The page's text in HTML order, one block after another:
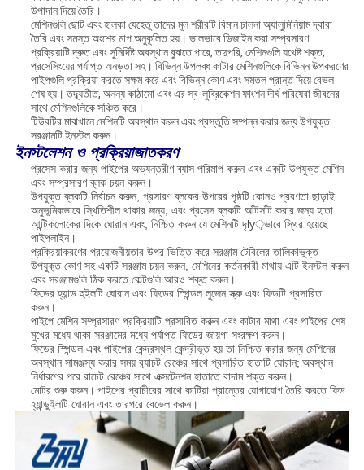
উপাদান দিয়ে তৈরি।
মেশিনগুলি ছোট এবং হালকা যেহেতু তাদের মূল শরীরটি বিমান চালনা অ্যালুমিনিয়াম দ্বারা
তৈরি এবং সমস্ত অংশের মাপ অনুকূলিত হয়। ভালভাবে ডিজাইন করা সম্প্রসারণ
প্রক্রিয়াটি দ্রুত এবং সুনির্দিষ্ট অবস্থান বুঝতে পারে, তদুপরি, মেশিনগুলি যথেষ্ট শক্ত,
প্রসেসিংয়ের পর্যাপ্ত অনড়তা সহ। বিভিন্ন উপলব্ধ কাটার মেশিনগুলিকে বিভিন্ন উপকরণের
পাইপগুলি প্রক্রিয়া করতে সক্ষম করে এবং বিভিন্ন কোণ এবং সমতল প্রান্ত দিয়ে বেভল
শেষ হয়। তদ্ব্যতীত, অনন্য কাঠামো এবং এর স্ব-লুব্রিকেশন ফাংশন দীর্ঘ পরিষেবা জীবনের
সাথে মেশিনগুলিকে সঞ্চিত করে।
টিউবটির মাঝখানে মেশিনটি অবস্থান করুন এবং প্রস্তুতি সম্পন্ন করার জন্য উপযুক্ত
সরঞ্জামটি ইনস্টল করুন।
ইনস্টলেশন ও প্রক্রিয়াজাতকরণ
প্রসেস করার জন্য পাইপের অভ্যন্তরীণ ব্যাস পরিমাপ করুন এবং একটি উপযুক্ত মেশিন
এবং সম্প্রসারণ ব্লক চয়ন করুন।
উপযুক্ত ব্লকটি নির্বাচন করুন, প্রসারণ ব্লকের উপরের পৃষ্ঠটি কোনও প্রবণতা ছাড়াই
অনুভূমিকভাবে স্থিতিশীল থাকার জন্য, এবং প্রসেস ব্লকটি আঁটসাঁট করার জন্য হাতা
আন্টিকলোকের দিকে ঘোরান এবং, নিশ্চিত করুন যে মেশিনটি দৃly়ভাবে স্থির হয়েছে
পাইপলাইন।
প্রক্রিয়াকরণের প্রয়োজনীয়তার উপর ভিত্তি করে সরঞ্জাম টেবিলের তালিকাভুক্ত
উপযুক্ত কোণ সহ একটি সরঞ্জাম চয়ন করুন, মেশিনের কর্তনকারী মাথায় এটি ইনস্টল করুন
এবং সরঞ্জামগুলি ঠিক করতে বোল্টগুলি আরও শক্ত করুন।
ফিডের হ্যান্ড হুইলটি ঘোরান এবং ফিডের স্পিন্ডল লুজেন স্ক্রু এবং ফিডটি প্রসারিত
করুন।
পাইপে মেশিন সম্প্রসারণ প্রক্রিয়াটি প্রসারিত করুন এবং কাটার মাথা এবং পাইপের শেষ
মুখের মধ্যে থাকা সরঞ্জামের মধ্যে পর্যাপ্ত ফিডের জায়গা সংরক্ষণ করুন।
ফিডের স্পিন্ডল এবং পাইপের কেন্দ্রস্থল কেন্দ্রীভূত হয় তা নিশ্চিত করার জন্য মেশিনের
অবস্থান সামঞ্জস্য করার সময় র‌্যাচট রেঞ্চের সাথে প্রসারিত হাতাটি ঘোরান; অবস্থান
নির্ধারণের পরে রাচেট রেঞ্চের সাথে এক্সটেনশন হাতাতে বাদাম শক্ত করুন।
মোটর শুরু করুন। পাইপের প্রাচীরের সাথে কাটিয়া প্রান্তের যোগাযোগ তৈরি করতে ফিড
হ্যান্ডুইলটি ঘোরান এবং তারপরে বেভেল করুন।